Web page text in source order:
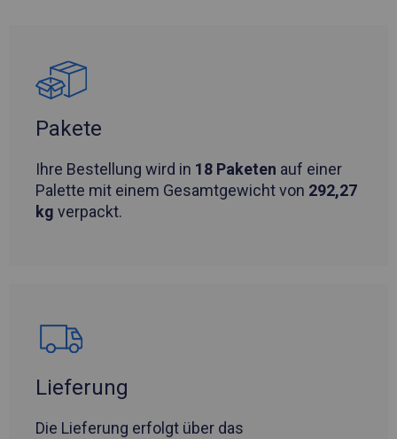
Pakete
Ihre Bestellung wird in 18 Paketen auf einer
Palette mit einem Gesamtgewicht von 292,27
kg verpackt.
Lieferung
Die Lieferung erfolgt über das